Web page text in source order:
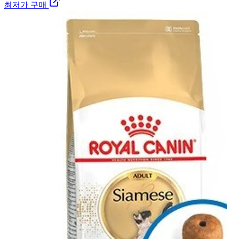
최저가 구매